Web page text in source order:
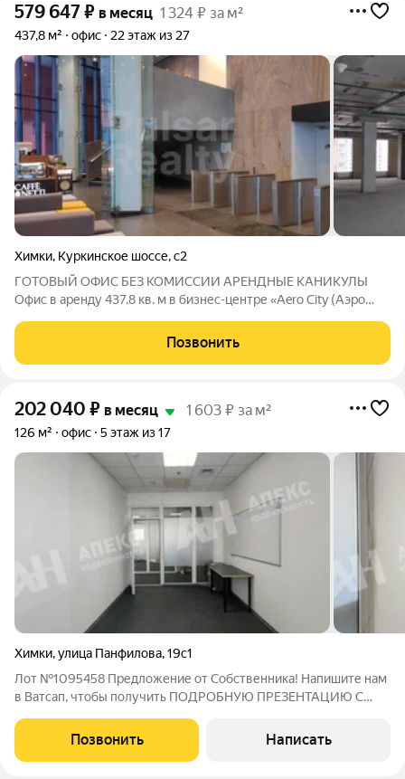
579 647₽ в месяц 1 324 ₽ за м²
437,8 м² офис 22 этаж из 27
Химки, Куркинское шоссе,с2
ГОТОВЫЙ ОФИС БЕЗ КОМИССИИ АРЕНДНЫЕ КАНИКУЛЫ
Офис в аренду 437.8 кв. м в бизнес-центре «Aero City (Аэро
579 611 руб./месяц. Все включено (НДС, эксплуатационные
платежи). Коммунальные расходы
Позвонить
202 040 ₽ в месяц 1 603 ₽ за м²
126 м² офис 5 этаж из 17
Химки,улица Панфилова,19с1
Лот №1095458 Предложение от Собственника! Напишите нам
в Ватсап, чтобы получить ПОДРОБНУЮ ПРЕЗЕНТАЦИЮ С
площадью 125.51 м2, на 5 этаже, в бизнес-центре «Грин Поинт»
(Химки) класса Б+. Санузлы на этаже.
Позвонить Написать